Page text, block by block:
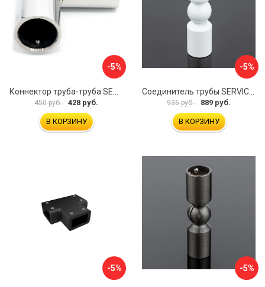
-5%
450 руб. 428 руб.
В КОРЗИНУ
-5%
936 руб. 889 руб.
В КОРЗИНУ
-5% -5%